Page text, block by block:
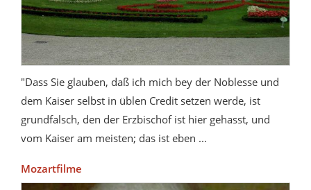
"Dass Sie glauben, daß ich mich bey der Noblesse und
dem Kaiser selbst in üblen Credit setzen werde, ist
grundfalsch, den der Erzbischof ist hier gehasst, und
vom Kaiser am meisten; das ist eben ...
Mozartfilme